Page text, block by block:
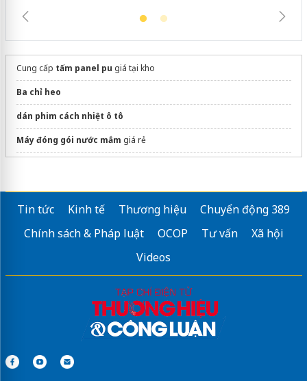
Cung cấp tấm panel pu giá tại kho
Ba chỉ heo
dán phim cách nhiệt ô tô
Máy đóng gói nước mắm giá rẻ
Tin tức Kinh tế Thương hiệu
Chuyển động 389
Chính sách & Pháp luật
OCOP Tư vấn
Xã hội
Videos